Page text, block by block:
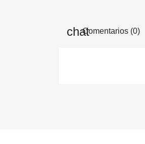
Comentarios (0)